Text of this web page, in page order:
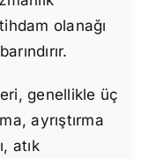
olanağı
genellikle üç
ayrıştırma
atık